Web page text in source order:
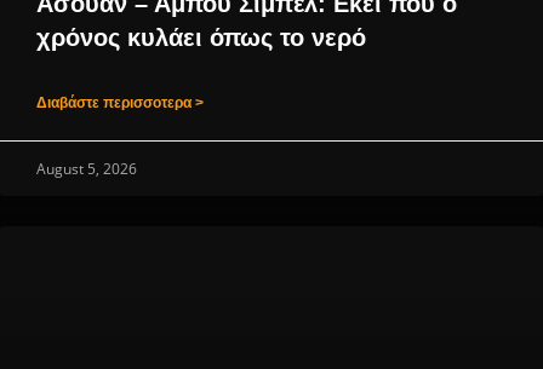
χρόνος κυλάει όπως το νερό
Διαβάστε περισσοτερα >
August 5, 2026